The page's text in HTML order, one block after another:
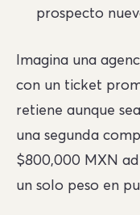
prospecto
Imagina una
con un ticket
retiene aunque
una segunda
$800,000 MXN
un solo peso en